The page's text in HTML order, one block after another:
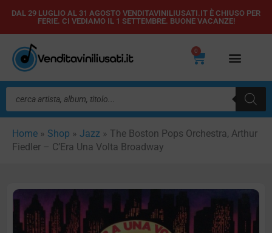
Vai
contenuto
DAL 29 LUGLIO AL 31 AGOSTO VENDITAVINILIUSATI.IT È CHIUSO PER
FERIE. CI VEDIAMO IL 1 SETTEMBRE. BUONE VACANZE!
0
Carrello
Ricerca
prodotti
Home » Shop » Jazz » The Boston Pops Orchestra, Arthur
Fiedler – C’Era Una Volta Broadway